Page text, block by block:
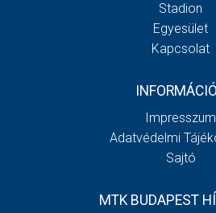
Stadion
Egyesület
Kapcsolat
Impresszum
Adatvédelmi
Sajtó
MTK BUDAPEST